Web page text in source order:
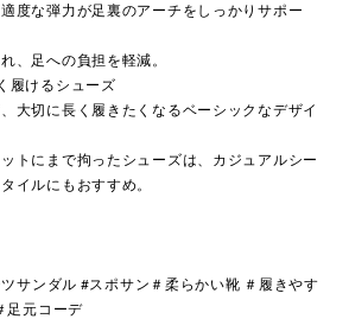
度な弾力が足裏のアーチをしっかりサポー
、足への負担を軽減。
履けるシューズ
大切に長く履きたくなるベーシックなデザイ
トにまで拘ったシューズは、カジュアルシー
イルにもおすすめ。
サンダル #スポサン＃柔らかい靴 ＃履きやす
足元コーデ